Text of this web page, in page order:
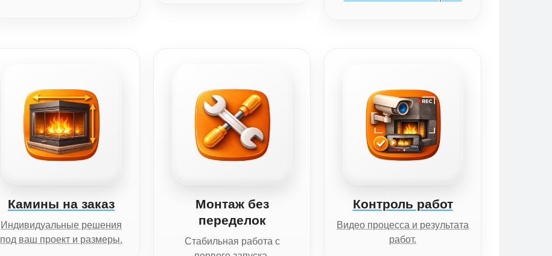
Камины на заказ
Индивидуальные решения
под ваш проект и размеры.
Монтаж без
переделок
Стабильная работа с
Контроль работ
Видео процесса и результата
работ.